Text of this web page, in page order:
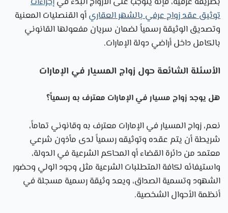
توثيق عقد زواج عرفي بالشهر العقاريأو القنصليات المعنية
وتصديق الوثيقة رسمياً لضمان سريان مفعولها القانوني
بالكامل داخل أراضي دولة الإمارات.
الأسئلة الشائعة حول زواج المسيار في الإمارات
هل يوجد زواج مسيار في الإمارات معترف به رسمياً؟
نعم، زواج المسيار في الإمارات معترف به وقانوني تماماً،
شريطة أن يتم عقده وتوثيقه رسمياً لدى مأذون شرعي
معتمد من دائرة القضاء أو المحاكم الشرعية في الدولة،
واستيفائه لكافة المتطلبات الشرعية مثل وجود الولي وحضور
الشهود وتسمية الصداق، ويعد وثيقة رسمية مسجلة في
أنظمة الأحوال الشخصية.